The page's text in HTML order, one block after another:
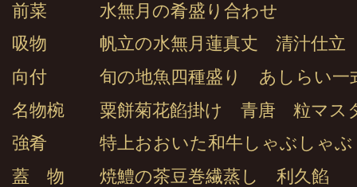
前菜 水無月の肴盛り合わせ
吸物 帆立の水無月蓮真丈 清汁仕立
向付 旬の地魚四種盛り あしらい一
名物椀 粟餅菊花餡掛け 青唐 粒マス
強肴 特上おおいた和牛しゃぶしゃぶ
蓋 物 焼鱧の茶豆巻繊蒸し 利久餡